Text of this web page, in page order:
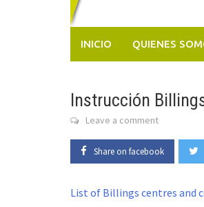
INICIO QUIENES
Instrucción
Leave a comment
Share on facebook
List of Billings centres and